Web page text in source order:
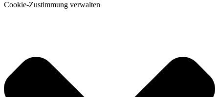
Cookie-Zustimmung verwalten